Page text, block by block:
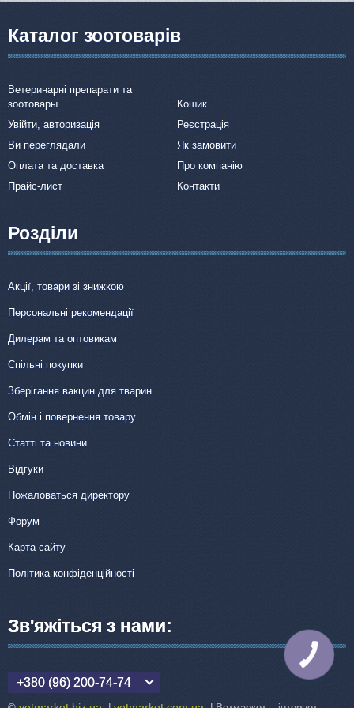
Каталог зоотоварів
Ветеринарні препарати та
зоотовары
Кошик
Увійти, авторизація
Реєстрація
Ви переглядали
Як замовити
Оплата та доставка
Про компанію
Прайс-лист
Контакти
Розділи
Акції, товари зі знижкою
Персональні рекомендації
Дилерам та оптовикам
Спільні покупки
Зберігання вакцин для тварин
Обмін і повернення товару
Статті та новини
Відгуки
Пожаловаться директору
Форум
Карта сайту
Політика конфіденційності
Зв'яжіться з нами:
+380 (96) 200-74-74
КНОПКА
ЗВ'ЯЗКУ